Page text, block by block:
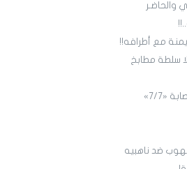
والحاضـر
مع أطرافه!!
سلطة مطابخ
«7/7»
ضد ناهبيه